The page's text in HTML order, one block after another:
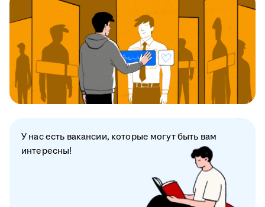
У нас есть вакансии, которые могут быть вам
интересны!